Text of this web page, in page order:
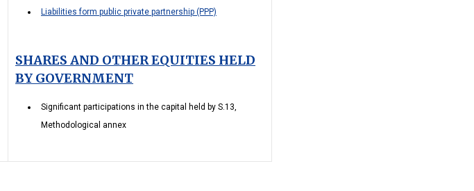
Liabilities form public private partnership (PPP)
SHARES AND OTHER EQUITIES HELD
BY GOVERNMENT
Significant participations in the capital held by S.13,
Methodological annex